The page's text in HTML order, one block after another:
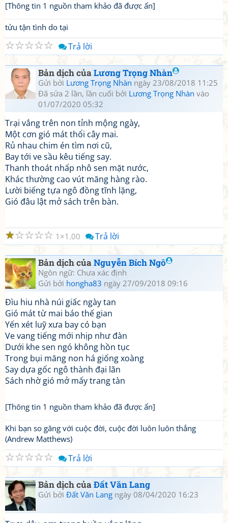
[Thông tin 1 nguồn tham khảo đã được ẩn]
tửu tận tình do tại
☆
☆
☆
☆
☆ Trả lời
Bản dịch củaLương Trọng Nhàn
Gửi bởi Lương Trọng Nhàn ngày 23/08/2018 11:25
Đã sửa 2 lần, lần cuối bởi Lương Trọng Nhàn vào
01/07/2020 05:32
Trại vắng trên non tỉnh mộng ngày,
Một cơn gió mát thổi cây mai.
Rủ nhau chim én tìm nơi cũ,
Bay tới ve sầu kêu tiếng say.
Thanh thoát nhấp nhô sen mặt nước,
Khác thường cao vút măng hàng rào.
Lười biếng tựa ngô đồng tĩnh lặng,
Gió đâu lật mở sách trên bàn.
☆
☆
☆
☆
☆ 1 1.00 Trả lời
Bản dịch củaNguyễn Bích Ngô
Ngôn ngữ: Chưa xác định
Gửi bởi hongha83 ngày 27/09/2018 09:16
Đìu hiu nhà núi giấc ngày tan
Gió mát từ mai báo thế gian
Yến xét luỹ xưa bay có bạn
Ve vang tiếng mới nhịp như đàn
Dưới khe sen ngó không hồn tục
Trong bụi măng non há giống xoàng
Say dựa gốc ngô thành đại lãn
Sách nhờ gió mở mấy trang tàn
[Thông tin 1 nguồn tham khảo đã được ẩn]
Khi bạn so găng với cuộc đời, cuộc đời luôn luôn thắng
(Andrew Matthews)
☆
☆
☆
☆
☆ Trả lời
Bản dịch củaĐất Văn Lang
Gửi bởi Đất Văn Lang ngày 08/04/2020 16:23